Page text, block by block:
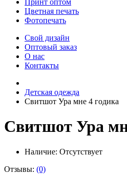
Принт оптом
Цветная печать
Фотопечать
Свой дизайн
Оптовый заказ
О нас
Контакты
Детская одежда
Свитшот Ура мне 4 годика
Свитшот Ура
Наличие: Отсутствует
Отзывы: (0)